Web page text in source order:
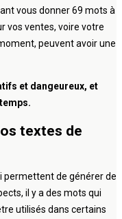
vous donner 69 mots à
vos ventes, voire votre
peuvent avoir une
et dangeureux, et
textes de
permettent de générer de
il y a des mots qui
utilisés dans certains